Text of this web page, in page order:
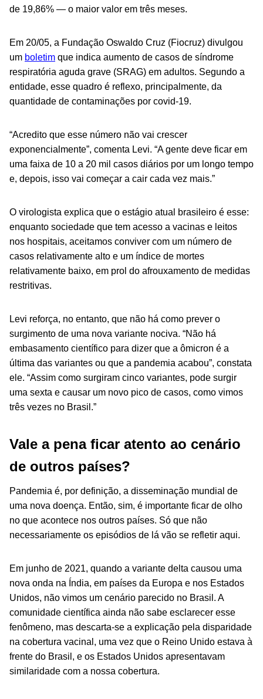
de 19,86% — o maior valor em três meses.
Em 20/05, a Fundação Oswaldo Cruz (Fiocruz) divulgou
um boletim que indica aumento de casos de síndrome
respiratória aguda grave (SRAG) em adultos. Segundo a
entidade, esse quadro é reflexo, principalmente, da
quantidade de contaminações por covid-19.
“Acredito que esse número não vai crescer
exponencialmente”, comenta Levi. “A gente deve ficar em
uma faixa de 10 a 20 mil casos diários por um longo tempo
e, depois, isso vai começar a cair cada vez mais.”
O virologista explica que o estágio atual brasileiro é esse:
enquanto sociedade que tem acesso a vacinas e leitos
nos hospitais, aceitamos conviver com um número de
casos relativamente alto e um índice de mortes
relativamente baixo, em prol do afrouxamento de medidas
restritivas.
Levi reforça, no entanto, que não há como prever o
surgimento de uma nova variante nociva. “Não há
embasamento científico para dizer que a ômicron é a
última das variantes ou que a pandemia acabou”, constata
ele. “Assim como surgiram cinco variantes, pode surgir
uma sexta e causar um novo pico de casos, como vimos
três vezes no Brasil.”
Vale a pena ficar atento ao cenário
de outros países?
Pandemia é, por definição, a disseminação mundial de
uma nova doença. Então, sim, é importante ficar de olho
no que acontece nos outros países. Só que não
necessariamente os episódios de lá vão se refletir aqui.
Em junho de 2021, quando a variante delta causou uma
nova onda na Índia, em países da Europa e nos Estados
Unidos, não vimos um cenário parecido no Brasil. A
comunidade científica ainda não sabe esclarecer esse
fenômeno, mas descarta-se a explicação pela disparidade
na cobertura vacinal, uma vez que o Reino Unido estava à
frente do Brasil, e os Estados Unidos apresentavam
similaridade com a nossa cobertura.